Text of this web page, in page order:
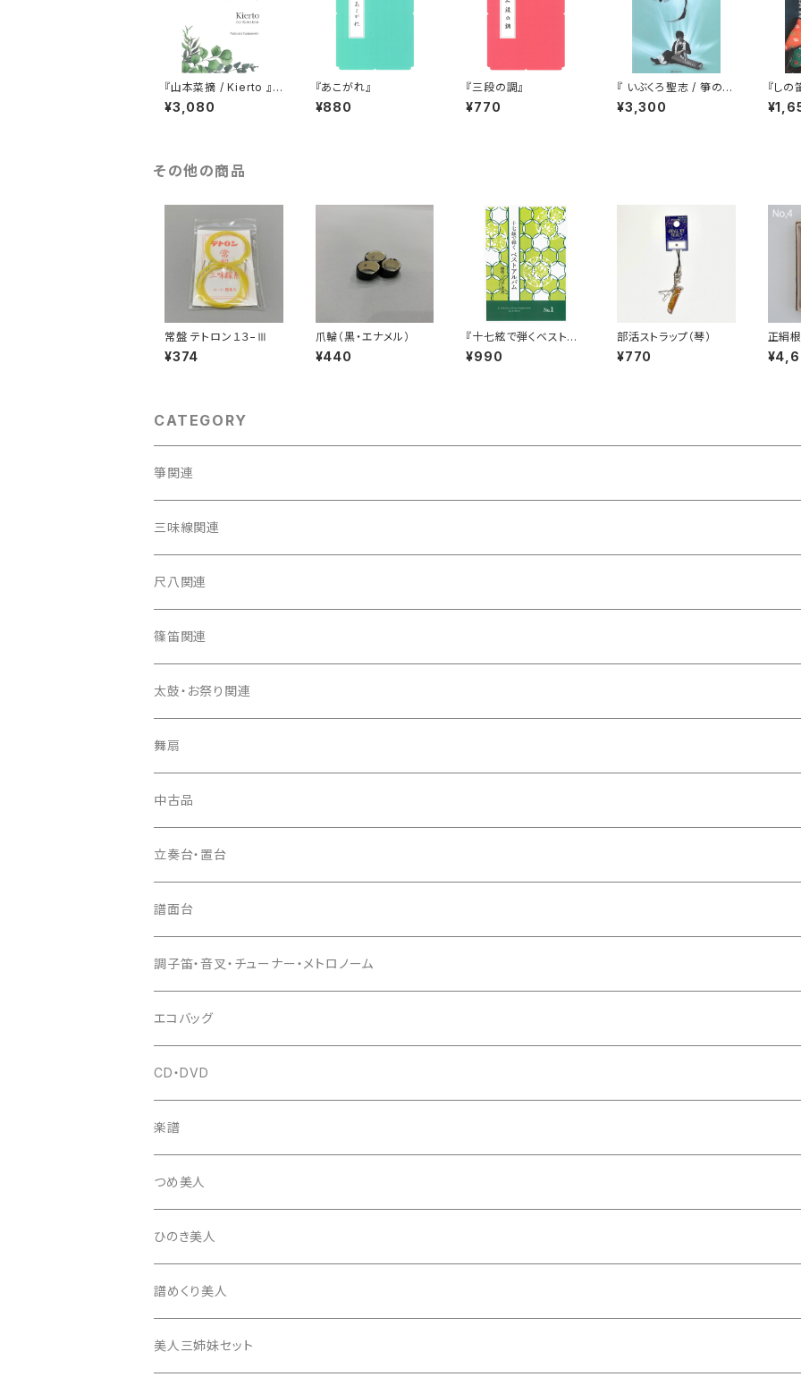
『山本菜摘 / Kierto 』
箏三重奏
¥3,080
『あこがれ』
¥880
『三段の調』
¥770
『 いぶくろ聖志 / 箏のい
ろは 』（CD付）
¥3,300
『しの
その他の商品
常盤 テトロン１３−Ⅲ
¥374
爪輪（黒・エナメル）
¥440
『十七絃で弾くベストア
ルバム No.1』
¥990
部活ストラップ（琴）
¥770
正絹
CATEGORY
箏関連
箏（本体）
箏カバー
箏袋
口前袋・尾布
爪・爪輪
爪入
爪駒入
猫足入
爪ばさみ
箏柱
柱入
平柱入
三角柱入
琴台
13絃用琴台（低）
13絃用琴台（高）
桐柱箱
消音フェルト
三味線関連
三味線（本体）
三味線ケース
長トランク・三ツ折トランク
ソフトケース
雨用カバー
長袋・三ツ組袋・胴袋
胴掛
根緒
糸
(丸三) 寿糸
はつね糸
駒
地唄駒
長唄駒
糸駒入
爪駒入
撥入
一丁撥入
三角撥入（ファスナー式）
撥
長唄・民謡撥
地唄撥
撥さや
撥滑り止めゴム
ひざゴム・胴ゴム・おひざもと
尺八関連
尺八（本体）
尺八袋
歌口キャップ
つゆ切り
篠笛関連
篠笛（本体）
お祭り用６穴
お祭り用７穴
篠笛袋
太鼓・お祭り関連
太鼓（本体）
太鼓撥
手拍子（チャンチャン）
当り鉦
シュモク（当り鉦バチ）
舞扇
中古品
箏（本体）
三味線（本体）
立奏台・置台
譜面台
座奏用譜面台
立奏用譜面台
調子笛・音叉・チューナー・メトロノーム
調子笛・音叉
チューナー・メトロノーム
エコバッグ
CD・DVD
楽譜
つめ美人
ひのき美人
譜めくり美人
美人三姉妹セット